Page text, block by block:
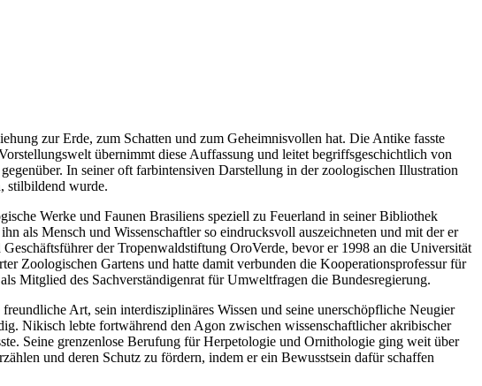
zur Erde, zum Schatten und zum Geheimnisvollen hat. Die Antike fasste
übernimmt diese Auffassung und leitet begriffsgeschichtlich von
In seiner oft farbintensiven Darstellung in der zoologischen Illustration
stilbildend wurde.
Werke und Faunen Brasiliens speziell zu Feuerland in seiner Bibliothek
als Mensch und Wissenschaftler so eindrucksvoll auszeichneten und mit der er
der Tropenwaldstiftung OroVerde, bevor er 1998 an die Universität
Zoologischen Gartens und hatte damit verbunden die Kooperationsprofessur für
Mitglied des Sachverständigenrat für Umweltfragen die Bundesregierung.
Art, sein interdisziplinäres Wissen und seine unerschöpfliche Neugier
Nikisch lebte fortwährend den Agon zwischen wissenschaftlicher akribischer
Seine grenzenlose Berufung für Herpetologie und Ornithologie ging weit über
und deren Schutz zu fördern, indem er ein Bewusstsein dafür schaffen